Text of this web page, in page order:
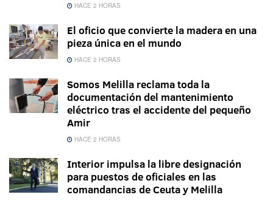
HACE 2 HORAS
El oficio que convierte la madera en una
pieza única en el mundo
HACE 2 HORAS
Somos Melilla reclama toda la
documentación del mantenimiento
eléctrico tras el accidente del pequeño
Amir
HACE 2 HORAS
Interior impulsa la libre designación
para puestos de oficiales en las
comandancias de Ceuta y Melilla